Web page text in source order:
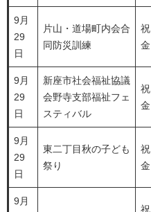
9月
29
日
片山・道場町内会合
同防災訓練
祝
金
9月
29
日
新座市社会福祉協議
会野寺支部福祉フェ
スティバル
祝
金
9月
29
日
東二丁目秋の子ども
祭り
祝
金
9月
祝